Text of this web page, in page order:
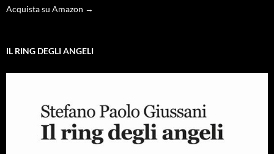
Acquista su Amazon →
IL RING DEGLI ANGELI